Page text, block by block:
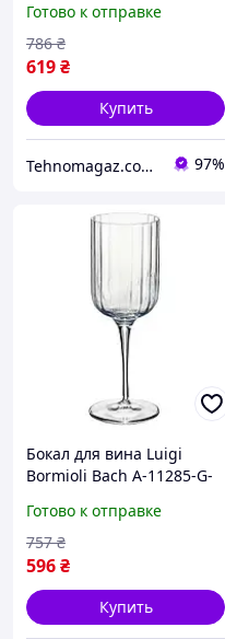
pelican
Готово к отправке
619₴
786 ₴
Купить
Tehnomagaz.com.ua - это передовой интернет-магазин, специализирующийся на продаже техники 97%
Бокал для вина Luigi
Bormioli Bach A-11285-G-
Готово к отправке
596₴
757 ₴
Купить